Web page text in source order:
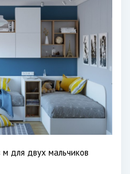
для двух мальчиков